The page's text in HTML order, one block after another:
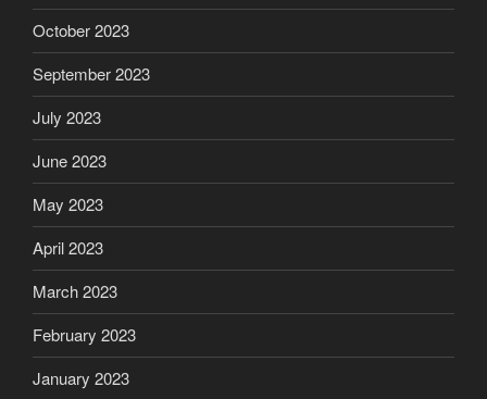
October 2023
September 2023
July 2023
June 2023
May 2023
April 2023
March 2023
February 2023
January 2023